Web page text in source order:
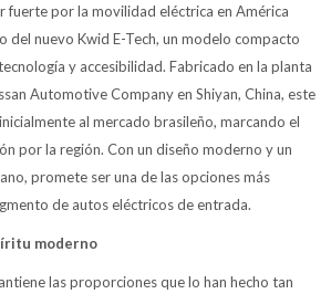
fuerte por la movilidad eléctrica en América
del nuevo Kwid E-Tech, un modelo compacto
y accesibilidad. Fabricado en la planta
Automotive Company en Shiyan, China, este
al mercado brasileño, marcando el
por la región. Con un diseño moderno y un
promete ser una de las opciones más
de autos eléctricos de entrada.
moderno
las proporciones que lo han hecho tan